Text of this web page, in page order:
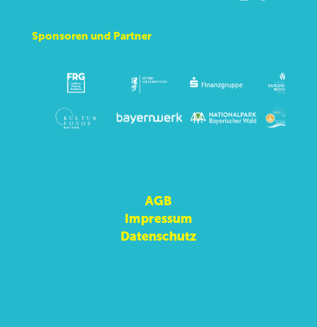
Sponsoren und Partner
AGB
Impressum
Datenschutz